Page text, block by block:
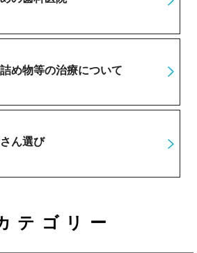
め物等の治療について
ん選び
テゴリー